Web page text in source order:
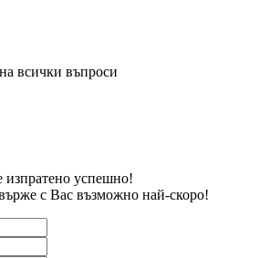
всички въпроси
изпратено успешно!
с Вас възможно най-скоро!